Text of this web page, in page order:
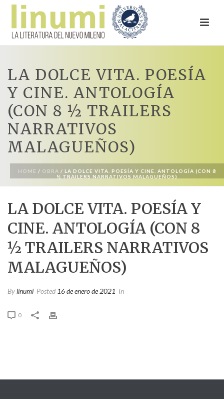
LA DOLCE VITA. POESÍA
Y CINE. ANTOLOGÍA
(CON 8 ½ TRAILERS
NARRATIVOS
MALAGUEÑOS)
HOME / OBRA / LA DOLCE VITA. POESÍA Y CINE. ANTOLOGÍA (CON 8
½ TRAILERS NARRATIVOS MALAGUEÑOS)
LA DOLCE VITA. POESÍA Y
CINE. ANTOLOGÍA (CON 8
½ TRAILERS NARRATIVOS
MALAGUEÑOS)
Bylinumi Posted 16 de enero de 2021 In
0